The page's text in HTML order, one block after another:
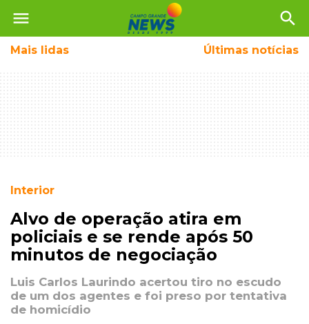
menu search
Mais lidas Últimas notícias
Interior
Alvo de operação atira em
policiais e se rende após 50
minutos de negociação
Luis Carlos Laurindo acertou tiro no escudo
de um dos agentes e foi preso por tentativa
de homicídio